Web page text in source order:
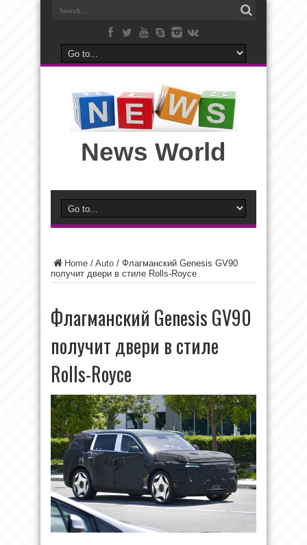
News World
Home / Auto / Флагманский Genesis GV90
получит двери в стиле Rolls-Royce
Флагманский Genesis GV90
получит двери в стиле
Rolls-Royce